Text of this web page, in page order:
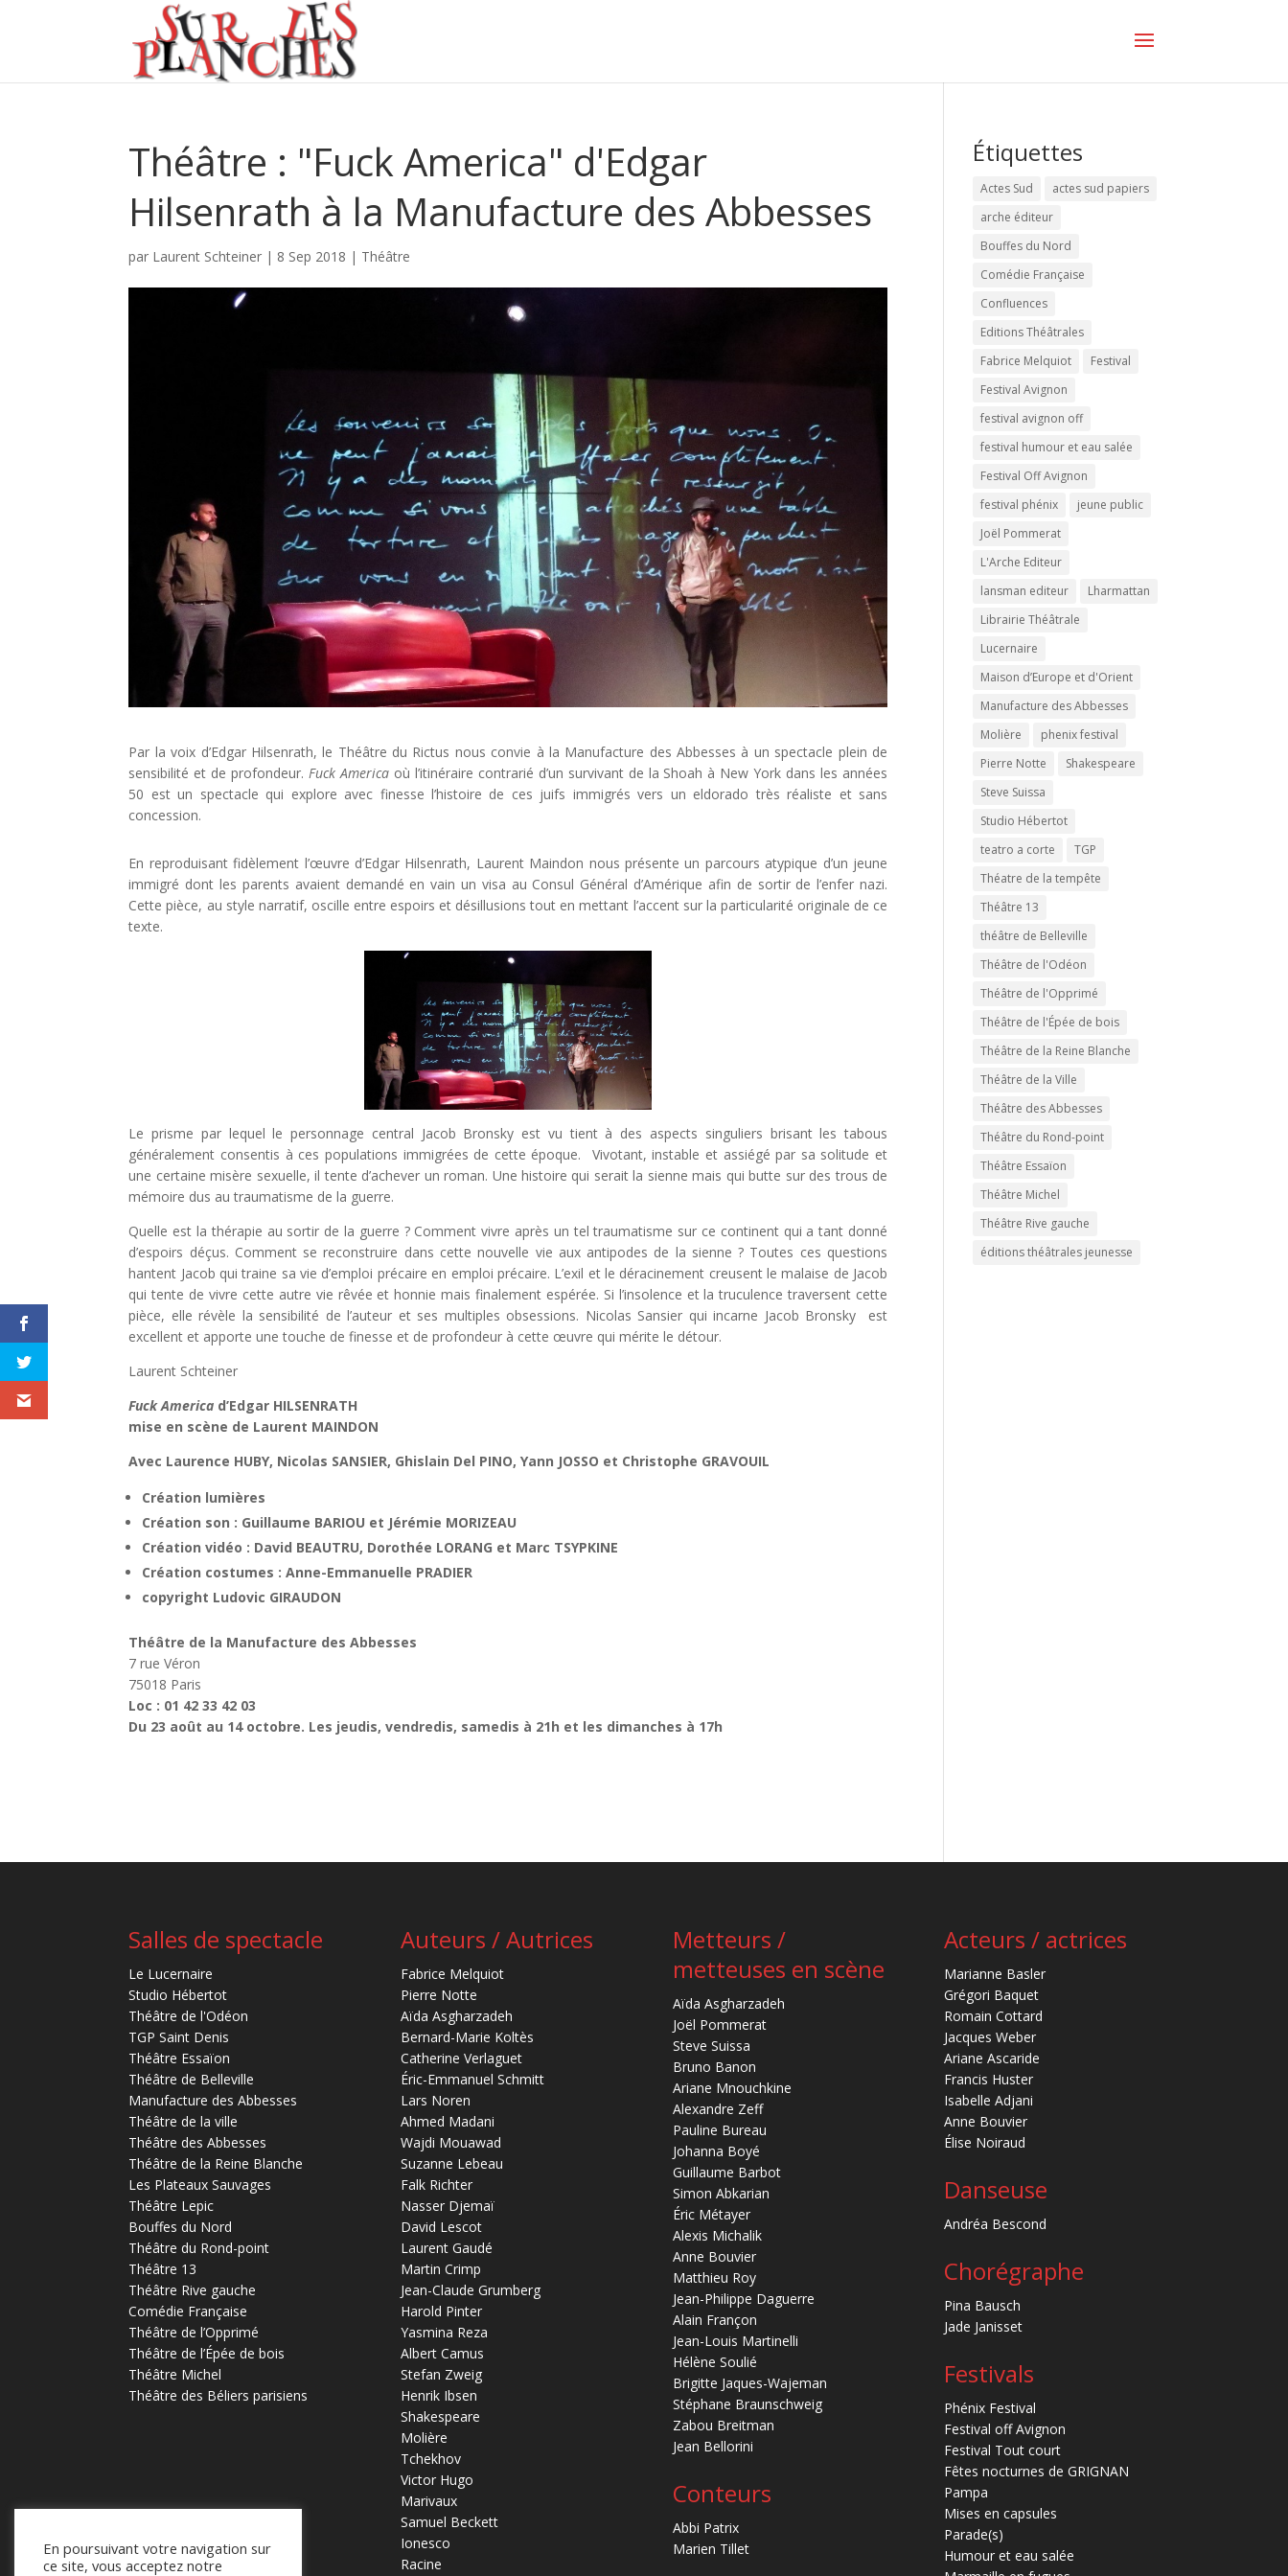
Théâtre : "Fuck America" d'Edgar
Hilsenrath à la Manufacture des Abbesses
par Laurent Schteiner | 8 Sep 2018 | Théâtre
Par la voix d’Edgar Hilsenrath, le Théâtre du Rictus nous convie à la Manufacture des Abbesses à un spectacle plein de
sensibilité et de profondeur.Fuck America où l’itinéraire contrarié d’un survivant de la Shoah à New York dans les années
50 est un spectacle qui explore avec finesse l’histoire de ces juifs immigrés vers un eldorado très réaliste et sans
concession.
En reproduisant fidèlement l’œuvre d’Edgar Hilsenrath, Laurent Maindon nous présente un parcours atypique d’un jeune
immigré dont les parents avaient demandé en vain un visa au Consul Général d’Amérique afin de sortir de l’enfer nazi.
Cette pièce, au style narratif, oscille entre espoirs et désillusions tout en mettant l’accent sur la particularité originale de ce
texte.
Le prisme par lequel le personnage central Jacob Bronsky est vu tient à des aspects singuliers brisant les tabous
généralement consentis à ces populations immigrées de cette époque. Vivotant, instable et assiégé par sa solitude et
une certaine misère sexuelle, il tente d’achever un roman. Une histoire qui serait la sienne mais qui butte sur des trous de
mémoire dus au traumatisme de la guerre.
Quelle est la thérapie au sortir de la guerre ? Comment vivre après un tel traumatisme sur ce continent qui a tant donné
d’espoirs déçus. Comment se reconstruire dans cette nouvelle vie aux antipodes de la sienne ? Toutes ces questions
hantent Jacob qui traine sa vie d’emploi précaire en emploi précaire. L’exil et le déracinement creusent le malaise de Jacob
qui tente de vivre cette autre vie rêvée et honnie mais finalement espérée. Si l’insolence et la truculence traversent cette
pièce, elle révèle la sensibilité de l’auteur et ses multiples obsessions. Nicolas Sansier qui incarne Jacob Bronsky est
excellent et apporte une touche de finesse et de profondeur à cette œuvre qui mérite le détour.
Laurent Schteiner
Fuck America d’Edgar HILSENRATH
mise en scène de Laurent MAINDON
Avec Laurence HUBY, Nicolas SANSIER, Ghislain Del PINO, Yann JOSSO et Christophe GRAVOUIL
Création lumières
Création son : Guillaume BARIOU et Jérémie MORIZEAU
Création vidéo : David BEAUTRU, Dorothée LORANG et Marc TSYPKINE
Création costumes : Anne-Emmanuelle PRADIER
copyright Ludovic GIRAUDON
Théâtre de la Manufacture des Abbesses
7 rue Véron
75018 Paris
Loc : 01 42 33 42 03
Du 23 août au 14 octobre. Les jeudis, vendredis, samedis à 21h et les dimanches à 17h
Étiquettes
Actes Sud
actes sud papiers
arche éditeur
Bouffes du Nord
Comédie Française
Confluences
Editions Théâtrales
Fabrice Melquiot
Festival
Festival Avignon
festival avignon off
festival humour et eau salée
Festival Off Avignon
festival phénix
jeune public
Joël Pommerat
L'Arche Editeur
lansman editeur
Lharmattan
Librairie Théâtrale
Lucernaire
Maison d’Europe et d'Orient
Manufacture des Abbesses
Molière
phenix festival
Pierre Notte
Shakespeare
Steve Suissa
Studio Hébertot
teatro a corte
TGP
Théatre de la tempête
Théâtre 13
théâtre de Belleville
Théâtre de l'Odéon
Théâtre de l'Opprimé
Théâtre de l'Épée de bois
Théâtre de la Reine Blanche
Théâtre de la Ville
Théâtre des Abbesses
Théâtre du Rond-point
Théâtre Essaïon
Théâtre Michel
Théâtre Rive gauche
éditions théâtrales jeunesse
Salles de spectacle
Le Lucernaire
Studio Hébertot
Théâtre de l'Odéon
TGP Saint Denis
Théâtre Essaïon
Théâtre de Belleville
Manufacture des Abbesses
Théâtre de la ville
Théâtre des Abbesses
Théâtre de la Reine Blanche
Les Plateaux Sauvages
Théâtre Lepic
Bouffes du Nord
Théâtre du Rond-point
Théâtre 13
Théâtre Rive gauche
Comédie Française
Théâtre de l’Opprimé
Théâtre de l’Épée de bois
Théâtre Michel
Théâtre des Béliers parisiens
Auteurs / Autrices
Fabrice Melquiot
Pierre Notte
Aïda Asgharzadeh
Bernard-Marie Koltès
Catherine Verlaguet
Éric-Emmanuel Schmitt
Lars Noren
Ahmed Madani
Wajdi Mouawad
Suzanne Lebeau
Falk Richter
Nasser Djemaï
David Lescot
Laurent Gaudé
Martin Crimp
Jean-Claude Grumberg
Harold Pinter
Yasmina Reza
Albert Camus
Stefan Zweig
Henrik Ibsen
Shakespeare
Molière
Tchekhov
Victor Hugo
Marivaux
Samuel Beckett
Ionesco
Racine
Metteurs /
metteuses en scène
Aïda Asgharzadeh
Joël Pommerat
Steve Suissa
Bruno Banon
Ariane Mnouchkine
Alexandre Zeff
Pauline Bureau
Johanna Boyé
Guillaume Barbot
Simon Abkarian
Éric Métayer
Alexis Michalik
Anne Bouvier
Matthieu Roy
Jean-Philippe Daguerre
Alain Françon
Jean-Louis Martinelli
Hélène Soulié
Brigitte Jaques-Wajeman
Stéphane Braunschweig
Zabou Breitman
Jean Bellorini
Conteurs
Abbi Patrix
Marien Tillet
Acteurs / actrices
Marianne Basler
Grégori Baquet
Romain Cottard
Jacques Weber
Ariane Ascaride
Francis Huster
Isabelle Adjani
Anne Bouvier
Élise Noiraud
Danseuse
Andréa Bescond
Chorégraphe
Pina Bausch
Jade Janisset
Festivals
Phénix Festival
Festival off Avignon
Festival Tout court
Fêtes nocturnes de GRIGNAN
Pampa
Mises en capsules
Parade(s)
Humour et eau salée
En poursuivant votre navigation sur
ce site, vous acceptez notre